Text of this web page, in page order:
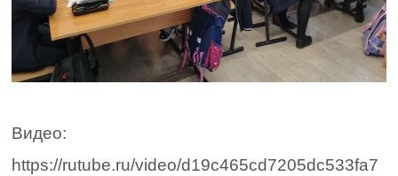
Видео:
https://rutube.ru/video/d19c465cd7205dc533fa7